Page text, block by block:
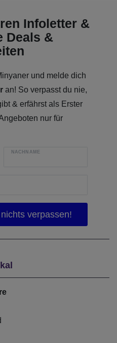
Infoletter &
Deals &
und melde dich
an! So verpasst du nie,
& erfährst als Erster
nur für
NACHNAME